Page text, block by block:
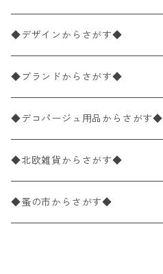
ペーパーナプキン1枚バラ売り
ペーパーナプキン20枚入りパック
ペーパーナプキン10枚入りパック
ライスペーパー
ペーパーリネンナプキン
33×33cm（ランチサイズ）
バラ売り
パック売り
25×25cm（カクテルサイズ）
バラ売り
パック売り
40×40cm（ディナーサイズ）
バラ売り
パック売り
21×21cm（ポケットサイズ）
バラ売り
33cm（ラウンド）
◆デザインからさがす◆
花柄
植物・グリーン柄
動物・鳥・昆虫・蝶柄
海・魚柄
◆ブランドからさがす◆
ドイツ製 IHR/イア
ランチサイズ
カクテルサイズ
ドイツ製 Ambiente/アンビエンテ
ランチサイズ
ドイツ製 Paperproducts Design
◆デコパージュ用品からさがす◆
デコパージュ液
デコパージュ下地
◆北欧雑貨からさがす◆
シリコンモールド
◆蚤の市からさがす◆